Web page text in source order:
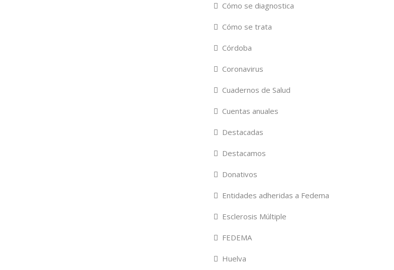
Cómo se diagnostica
Cómo se trata
Córdoba
Coronavirus
Cuadernos de Salud
Cuentas anuales
Destacadas
Destacamos
Donativos
Entidades adheridas a Fedema
Esclerosis Múltiple
FEDEMA
Huelva